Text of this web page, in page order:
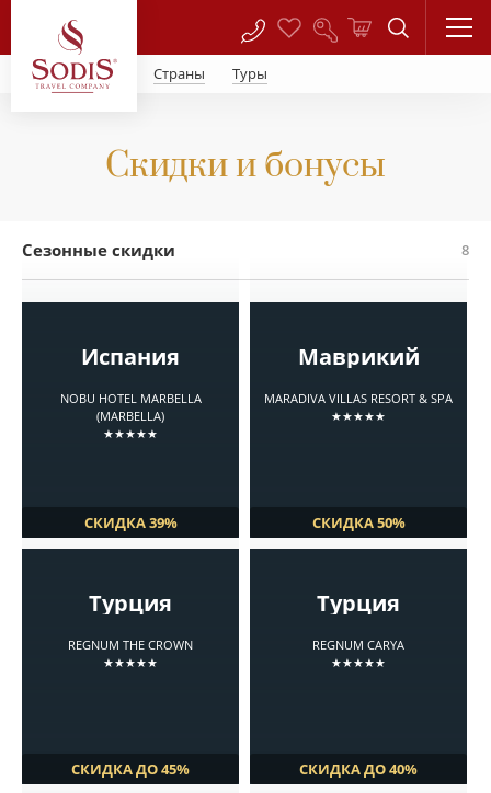
Страны Туры
Скидки и бонусы
Сезонные скидки 8
Испания
NOBU HOTEL MARBELLA
(MARBELLA)
★★★★★
СКИДКА 39%
Маврикий
MARADIVA VILLAS RESORT & SPA
★★★★★
СКИДКА 50%
Турция
REGNUM THE CROWN
★★★★★
СКИДКА ДО 45%
Турция
REGNUM CARYA
★★★★★
СКИДКА ДО 40%